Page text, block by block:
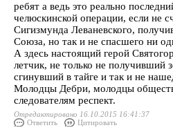
ребят а ведь это реально
челюскинской операции, если не
Сигизмунда Леваневского,
Союза, но так и не спасшего ни
А здесь настоящий герой
летчик, не только не получивший
сгинувший в тайге и так и не
Молодцы Дебри, молодцы
следователям респект.
Отредактировано 16.10.2015 16:41:37
Ответить
Цитировать